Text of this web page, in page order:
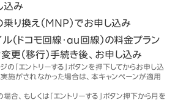
込み
り換え（MNP）でお申し込み
（ドコモ回線・au回線）の料金プラン
更（移行）手続き後、お申し込み
の「エントリーする」ボタンを押下してからお申し込
施がされなかった場合は、本キャンペーンが適用
合、もしくは「エントリーする」ボタン押下から月を